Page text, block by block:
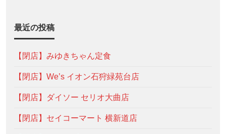
最近の投稿
【閉店】みゆきちゃん定食
【閉店】We’s イオン石狩緑苑台店
【閉店】ダイソー セリオ大曲店
【閉店】セイコーマート 横新道店